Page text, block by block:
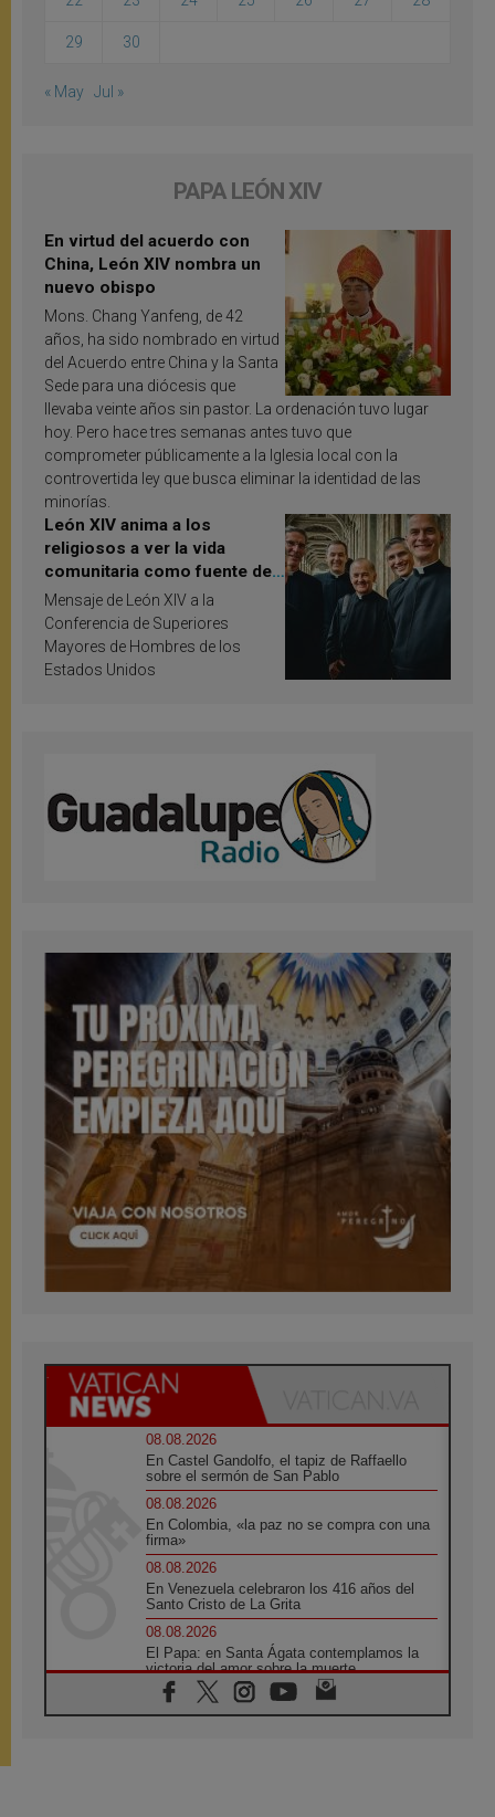
29 30
« May Jul »
PAPA LEÓN XIV
En virtud del acuerdo con
China, León XIV nombra un
nuevo obispo
Mons. Chang Yanfeng, de 42
años, ha sido nombrado en virtud
del Acuerdo entre China y la Santa
Sede para una diócesis que
llevaba veinte años sin pastor. La ordenación tuvo lugar
hoy. Pero hace tres semanas antes tuvo que
comprometer públicamente a la Iglesia local con la
controvertida ley que busca eliminar la identidad de las
minorías.
León XIV anima a los
religiosos a ver la vida
comunitaria como fuente de
inspiración y santificación
Mensaje de León XIV a la
Conferencia de Superiores
Mayores de Hombres de los
Estados Unidos
08.08.2026
En Castel Gandolfo, el tapiz de Raffaello
sobre el sermón de San Pablo
08.08.2026
En Colombia, «la paz no se compra con una
firma»
08.08.2026
En Venezuela celebraron los 416 años del
Santo Cristo de La Grita
08.08.2026
El Papa: en Santa Ágata contemplamos la
victoria del amor sobre la muerte
08.08.2026
León XIV visitará el Santuario de la Madre